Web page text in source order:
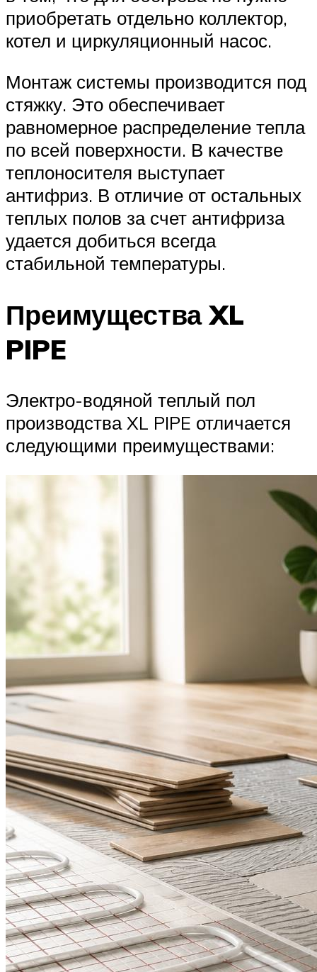
приобретать отдельно коллектор,
котел и циркуляционный насос.
Монтаж системы производится под
стяжку. Это обеспечивает
равномерное распределение тепла
по всей поверхности. В качестве
теплоносителя выступает
антифриз. В отличие от остальных
теплых полов за счет антифриза
удается добиться всегда
стабильной температуры.
Преимущества XL
PIPE
Электро-водяной теплый пол
производства XL PIPE отличается
следующими преимуществами: